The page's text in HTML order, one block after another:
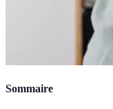
Sommaire